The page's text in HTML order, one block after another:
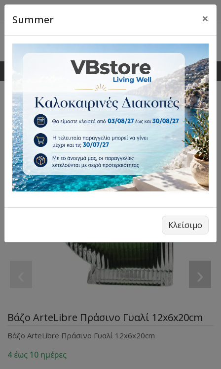
0 0
›
Βάζο ArteLibre Πράσινο Γυαλί 12x6x20cm
Βάζο ArteLibre Πράσινο Γυαλί 12x6x20cm
4 έως 10 ημέρες
Summer ×
Κλείσιμο